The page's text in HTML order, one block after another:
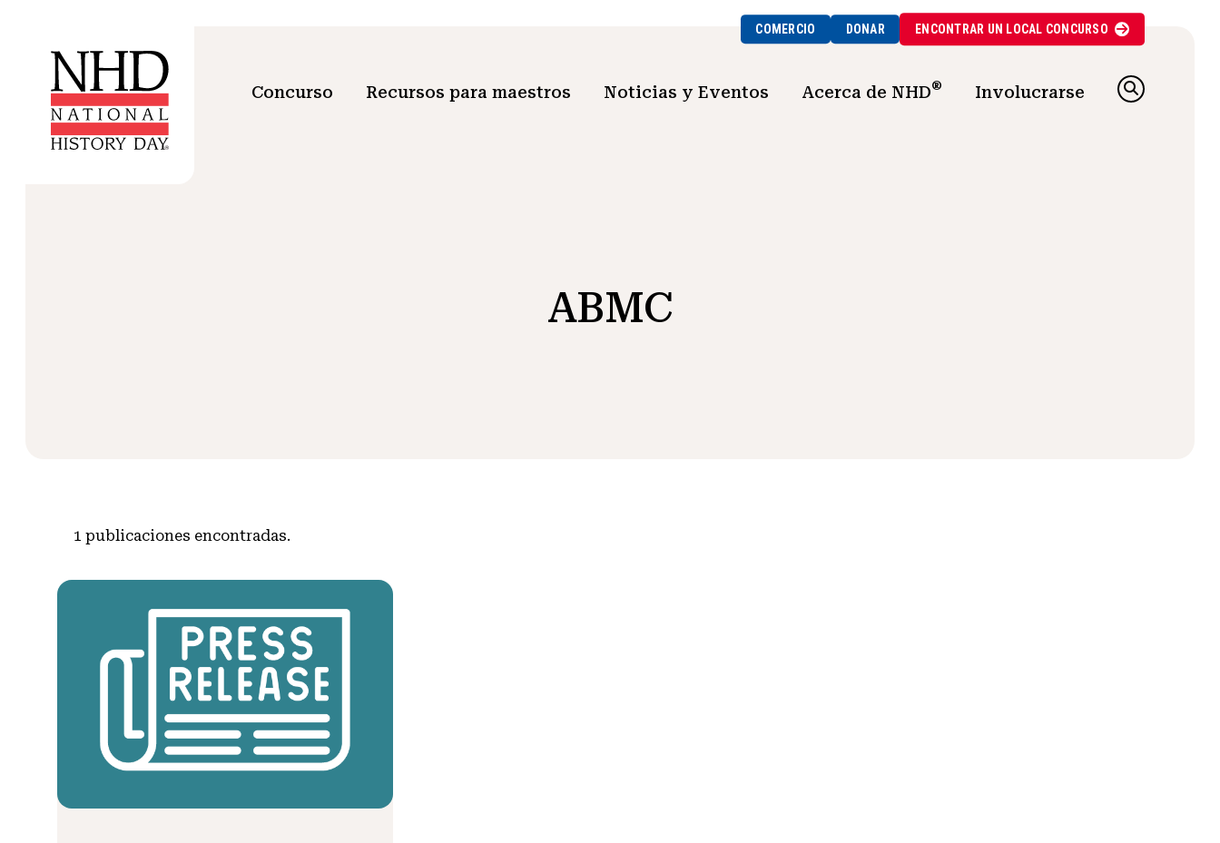
COMERCIO DONAR ENCONTRAR UN LOCAL CONCURSO
Concurso Recursos para maestros Noticias y Eventos Acerca de NHD® Involucrarse
ABMC
1 publicaciones encontradas.